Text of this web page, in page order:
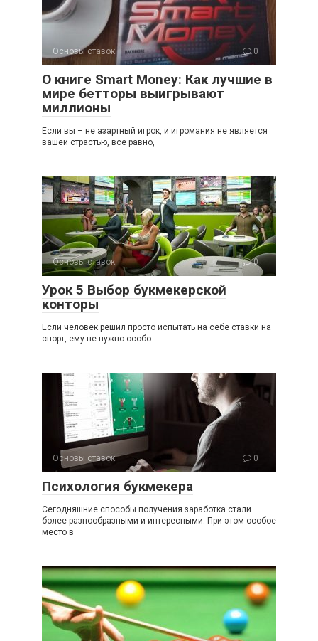
Основы ставок 0
О книге Smart Money: Как лучшие в
мире бетторы выигрывают
миллионы
Если вы – не азартный игрок, и игромания не является
вашей страстью, все равно,
Основы ставок 0
Урок 5 Выбор букмекерской
конторы
Если человек решил просто испытать на себе ставки на
спорт, ему не нужно особо
Основы ставок 0
Психология букмекера
Сегодняшние способы получения заработка стали
более разнообразными и интересными. При этом особое
место в